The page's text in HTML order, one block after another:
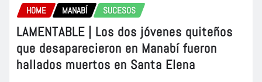
HOME MANABÍ SUCESOS
LAMENTABLE | Los dos jóvenes quiteños
que desaparecieron en Manabí fueron
hallados muertos en Santa Elena